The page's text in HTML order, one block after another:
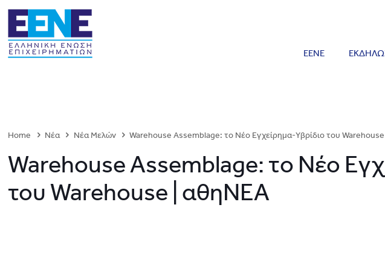
ΕΕΝΕ
Home Νέα Νέα Μελών Warehouse Assemblage: τo Nέο Eγχείρημα-Yβρίδιο του
Warehouse Assemblage: τo Nέο
του Warehouse | αθηΝΕΑ